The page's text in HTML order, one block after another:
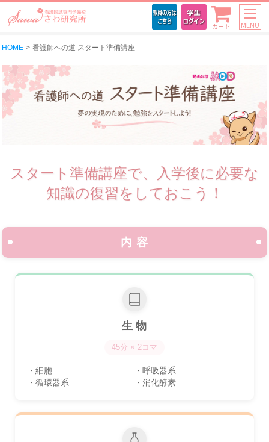
カート MENU
HOME 看護師への道 スタート準備講座
スタート準備講座で、入学後に必要な
知識の復習をしておこう！
内 容
生 物
45分 × 2コマ
・細胞
・呼吸器系
・循環器系
・消化酵素